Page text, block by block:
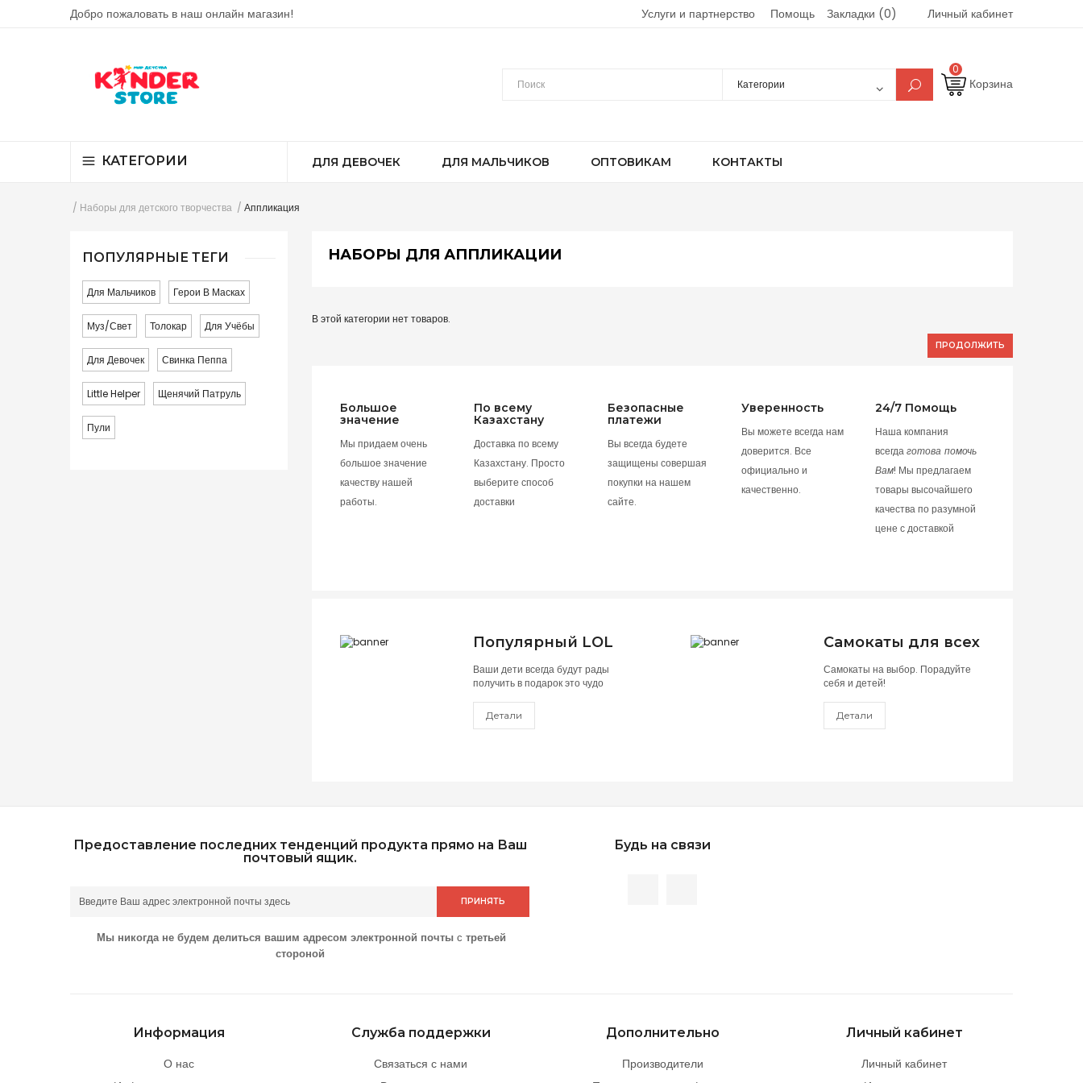
Добро пожаловать в наш онлайн магазин! Закладки (0) Личный кабинет
Услуги и партнерство Помощь
Корзина
0
КАТЕГОРИИ ДЛЯ ДЕВОЧЕК ДЛЯ МАЛЬЧИКОВ ОПТОВИКАМ КОНТАКТЫ
Наборы для детского творчества Аппликация
ПОПУЛЯРНЫЕ ТЕГИ
Для Мальчиков Герои В Масках
Муз/свет Толокар Для Учёбы
Для Девочек Свинка Пеппа
Little Helper Щенячий Патруль
Пули
НАБОРЫ ДЛЯ АППЛИКАЦИИ
В этой категории нет товаров.
ПРОДОЛЖИТЬ
Большое
значение
Мы придаем очень
большое значение
качеству нашей
работы.
По всему
Казахстану
Доставка по всему
Казахстану. Просто
выберите способ
доставки
Безопасные
платежи
Вы всегда будете
защищены совершая
покупки на нашем
сайте.
Уверенность
Вы можете всегда нам
доверится. Все
официально и
качественно.
24/7 Помощь
Наша компания
всегдаготова помочь
Вам! Мы предлагаем
товары высочайшего
качества по разумной
цене с доставкой
Популярный LOL
Ваши дети всегда будут рады
получить в подарок это чудо
Детали
Самокаты для всех
Самокаты на выбор. Порадуйте
себя и детей!
Детали
Предоставление последних тенденций продукта прямо на Ваш
почтовый ящик.
ПРИНЯТЬ
Мы никогда не будем делиться вашим адресом электронной почты с третьей
стороной
Будь на связи
Информация
О нас
Служба поддержки
Связаться с нами
Дополнительно
Производители
Личный кабинет
Личный кабинет